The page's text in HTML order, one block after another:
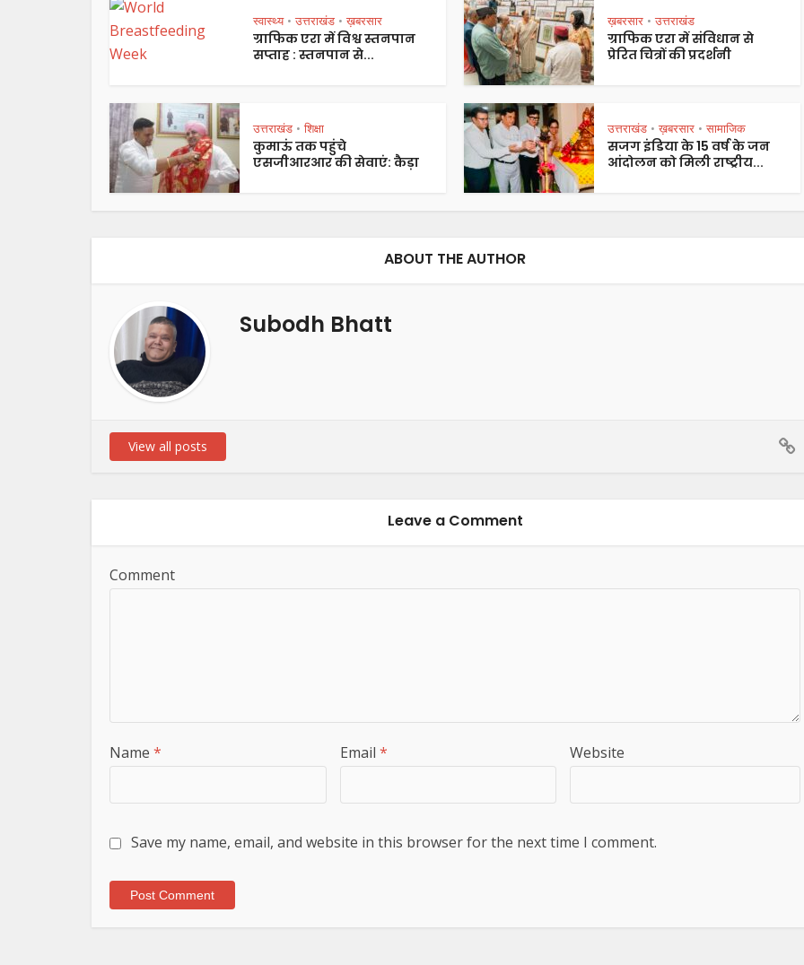
स्वास्थ्य • उत्तराखंड • ख़बरसार
ग्राफिक एरा में विश्व स्तनपान
सप्ताह : स्तनपान से...
ख़बरसार • उत्तराखंड
ग्राफिक एरा में संविधान से
प्रेरित चित्रों की प्रदर्शनी
उत्तराखंड • शिक्षा
कुमाऊं तक पहुंचे
एसजीआरआर की सेवाएं: कैड़ा
उत्तराखंड • ख़बरसार • सामाजिक
सजग इंडिया के 15 वर्ष के जन
आंदोलन को मिली राष्ट्रीय...
ABOUT THE AUTHOR
Subodh Bhatt
View all posts
Leave a Comment
Comment
Name * Email * Website
Save my name, email, and website in this browser for the next time I comment.